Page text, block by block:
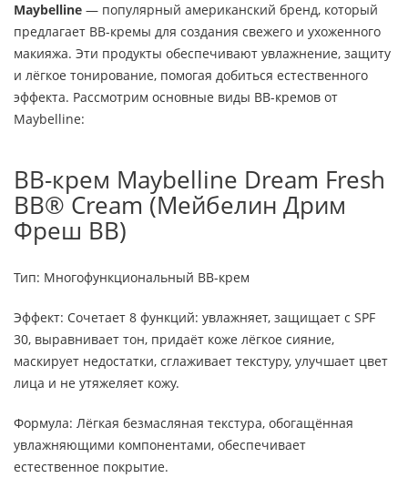
Maybelline — популярный американский бренд, который
предлагает BB-кремы для создания свежего и ухоженного
макияжа. Эти продукты обеспечивают увлажнение, защиту
и лёгкое тонирование, помогая добиться естественного
эффекта. Рассмотрим основные виды BB-кремов от
Maybelline:
BB-крем Maybelline Dream Fresh
BB® Cream (Мейбелин Дрим
Фреш BB)
Тип: Многофункциональный BB-крем
Эффект: Сочетает 8 функций: увлажняет, защищает с SPF
30, выравнивает тон, придаёт коже лёгкое сияние,
маскирует недостатки, сглаживает текстуру, улучшает цвет
лица и не утяжеляет кожу.
Формула: Лёгкая безмасляная текстура, обогащённая
увлажняющими компонентами, обеспечивает
естественное покрытие.